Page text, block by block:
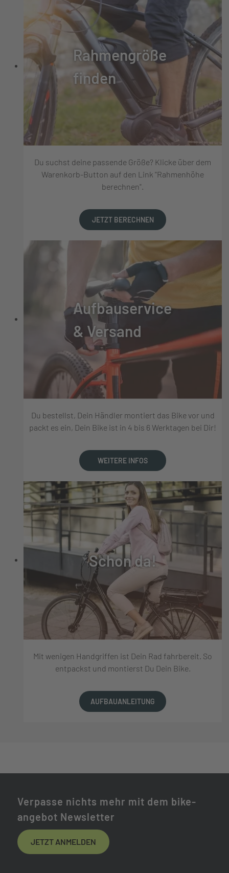
Rahmengröße
finden
Du suchst deine passende Größe? Klicke über dem
Warenkorb-Button auf den Link "Rahmenhöhe
berechnen".
JETZT BERECHNEN
Aufbauservice
& Versand
Du bestellst, Dein Händler montiert das Bike vor und
packt es ein, Dein Bike ist in 4 bis 6 Werktagen bei Dir!
WEITERE INFOS
Schon da!
Mit wenigen Handgriffen ist Dein Rad fahrbereit. So
entpackst und montierst Du Dein Bike.
AUFBAUANLEITUNG
Verpasse nichts mehr mit dem bike-
angebot Newsletter
JETZT ANMELDEN